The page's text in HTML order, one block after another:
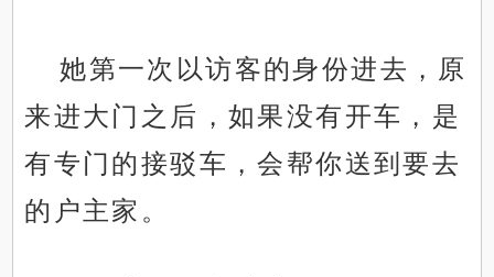
她第一次以访客的身份进去，原
来进大门之后，如果没有开车，是
有专门的接驳车，会帮你送到要去
的户主家。